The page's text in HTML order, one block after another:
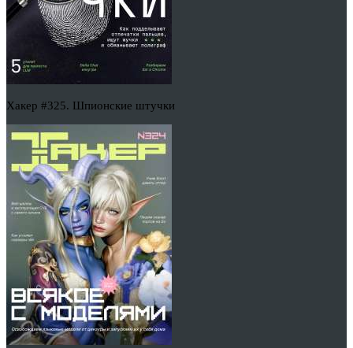
Хакер #325. Шпионские штучки